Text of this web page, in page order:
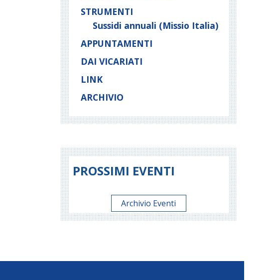
STRUMENTI
Sussidi annuali (Missio Italia)
APPUNTAMENTI
DAI VICARIATI
LINK
ARCHIVIO
PROSSIMI EVENTI
Archivio Eventi